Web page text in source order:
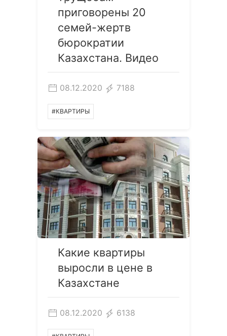
приговорены 20
семей-жертв
бюрократии
Казахстана. Видео
08.12.2020 7188
#КВАРТИРЫ
Какие квартиры
выросли в цене в
Казахстане
08.12.2020 6138